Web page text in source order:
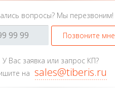
вопросы? Мы перезвоним!
Позвоните мне
У Вас заявка или запрос КП?
на sales@tiberis.ru